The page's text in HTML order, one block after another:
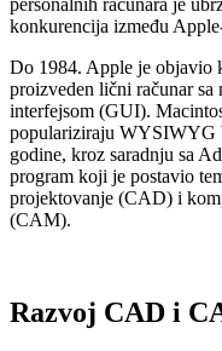
konkurencija između
Do 1984. Apple je objavio
proizveden lični računar
interfejsom (GUI).
populariziraju WYSIWYG
godine, kroz saradnju sa
program koji je postavio
projektovanje (CAD) i
(CAM).
Razvoj CAD i